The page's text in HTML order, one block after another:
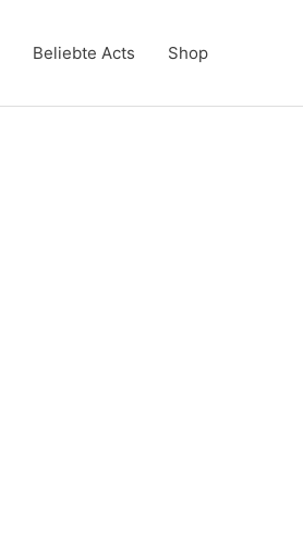
Beliebte Acts Shop